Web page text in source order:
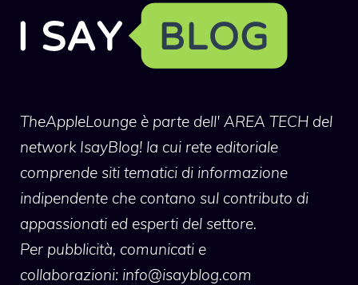
TheAppleLounge è parte dell' AREA TECH del
network IsayBlog! la cui rete editoriale
comprende siti tematici di informazione
indipendente che contano sul contributo di
appassionati ed esperti del settore.
Per pubblicità, comunicati e
collaborazioni: info@isayblog.com